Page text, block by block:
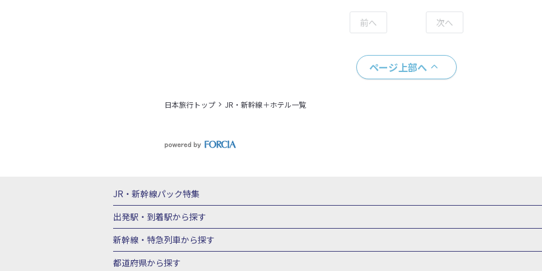
ページ上部へ
日本旅行トップ JR・新幹線＋ホテル一覧
JR・新幹線パック特集
JR・新幹線＋ホテルパック
出発駅・到着駅から探す
秋田⇔東京 新幹線パック
富山⇔東京 新幹線パック
東京→青森 新幹線パック 東京→仙台 新幹線パック 東京 新幹線パック
東京→
新幹線・特急列車から探す
北海道新幹線 旅行
都道府県から探す